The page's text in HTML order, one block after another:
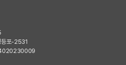
등포-2531